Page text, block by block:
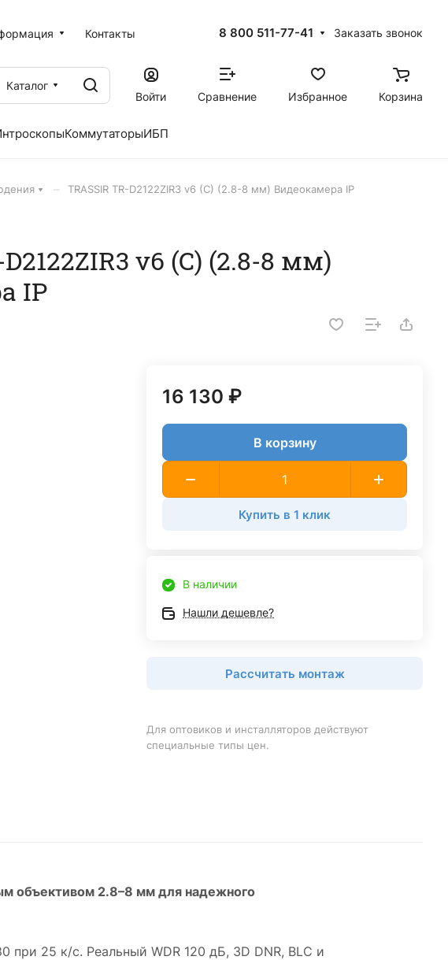
Контакты 8 800 511-77-41 Заказать звонок
Каталог
Войти
Сравнение Избранное Корзина
КоммутаторыИБП
TRASSIR TR-D2122ZIR3 v6 (C) (2.8-8 мм) Видеокамера IP
v6 (C) (2.8-8 мм)
IP
16 130 ₽
В корзину
Купить в 1 клик
В наличии
Нашли дешевле?
Рассчитать монтаж
Для оптовиков и инсталляторов действуют
специальные типы цен.
объективом 2.8–8 мм для надежного
при 25 к/с. Реальный WDR 120 дБ, 3D DNR, BLC и